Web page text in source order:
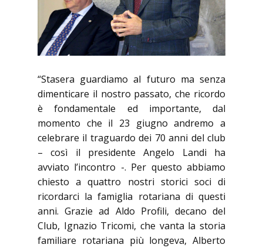
“Stasera guardiamo al futuro ma senza
dimenticare il nostro passato, che ricordo
è fondamentale ed importante, dal
momento che il 23 giugno andremo a
celebrare il traguardo dei 70 anni del club
– così il presidente Angelo Landi ha
avviato l’incontro -. Per questo abbiamo
chiesto a quattro nostri storici soci di
ricordarci la famiglia rotariana di questi
anni. Grazie ad Aldo Profili, decano del
Club, Ignazio Tricomi, che vanta la storia
familiare rotariana più longeva, Alberto